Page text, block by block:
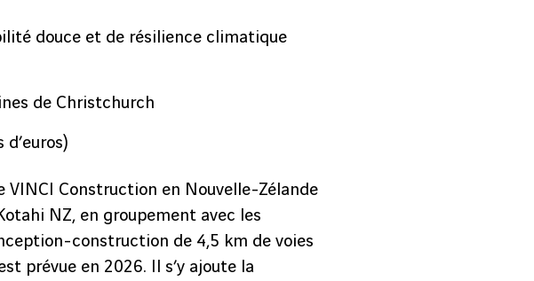
douce et de résilience climatique
de Christchurch
VINCI Construction en Nouvelle-Zélande
NZ, en groupement avec les
construction de 4,5 km de voies
prévue en 2026. Il s’y ajoute la